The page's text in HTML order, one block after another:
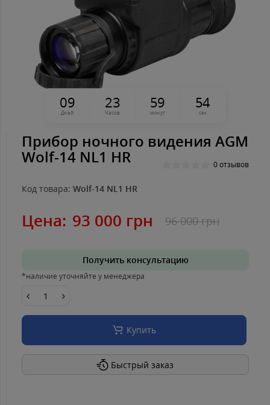
09
Дней
23
Часов
59
минут
54
сек
Прибор ночного видения AGM
Wolf-14 NL1 HR 0 отзывов
Код товара: Wolf-14 NL1 HR
Цена: 93 000 грн 96 000 грн
Получить консультацию
*наличие уточняйте у менеджера
Купить
Быстрый заказ